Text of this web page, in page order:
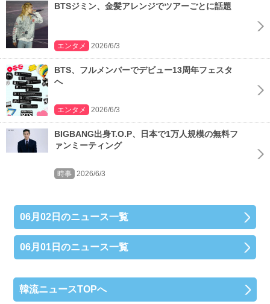
BTSジミン、金髪アレンジでツアーごとに話題
エンタメ 2026/6/3
BTS、フルメンバーでデビュー13周年フェスタ
へ
エンタメ 2026/6/3
BIGBANG出身T.O.P、日本で1万人規模の無料フ
ァンミーティング
時事 2026/6/3
06月02日のニュース一覧
06月01日のニュース一覧
韓流ニュースTOPへ